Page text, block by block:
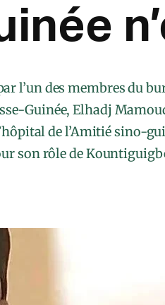
l’un des membres du
Guinée, Elhadj
de l’Amitié sino-
son rôle de